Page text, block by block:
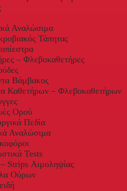
Αναλώσιμα
Τάπητας
– Φλεβοκαθετήρες
Βάμβακος
Καθετήρων – Φλεβοκαθετήρων
Ορού
Πεδία
Αναλώσιμα
Tests
Strips Αιμοληψίας
Ούρων